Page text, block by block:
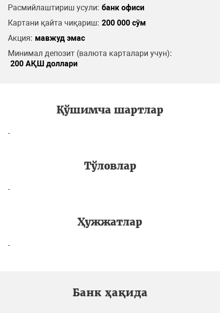
Расмийлаштириш усули: банк офиси
Картани қайта чиқариш: 200 000 сўм
Акция: мавжуд эмас
Минимал депозит (валюта карталари учун):
200 АҚШ доллари
Қўшимча шартлар
-
Тўловлар
-
Ҳужжатлар
-
Банк ҳақида